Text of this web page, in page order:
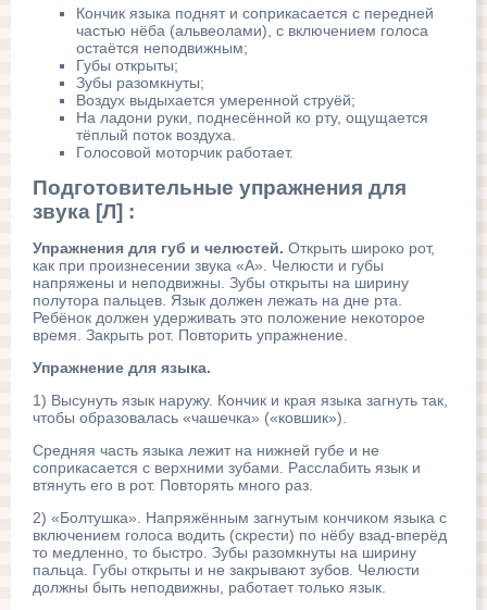
Кончик языка поднят и соприкасается с передней
частью нёба (альвеолами), с включением голоса
остаётся неподвижным;
Губы открыты;
Зубы разомкнуты;
Воздух выдыхается умеренной струёй;
На ладони руки, поднесённой ко рту, ощущается
тёплый поток воздуха.
Голосовой моторчик работает.
Подготовительные упражнения для
звука [Л] :
Упражнения для губ и челюстей. Открыть широко рот,
как при произнесении звука «А». Челюсти и губы
напряжены и неподвижны. Зубы открыты на ширину
полутора пальцев. Язык должен лежать на дне рта.
Ребёнок должен удерживать это положение некоторое
время. Закрыть рот. Повторить упражнение.
Упражнение для языка.
1) Высунуть язык наружу. Кончик и края языка загнуть так,
чтобы образовалась «чашечка» («ковшик»).
Средняя часть языка лежит на нижней губе и не
соприкасается с верхними зубами. Расслабить язык и
втянуть его в рот. Повторять много раз.
2) «Болтушка». Напряжённым загнутым кончиком языка с
включением голоса водить (скрести) по нёбу взад-вперёд
то медленно, то быстро. Зубы разомкнуты на ширину
пальца. Губы открыты и не закрывают зубов. Челюсти
должны быть неподвижны, работает только язык.